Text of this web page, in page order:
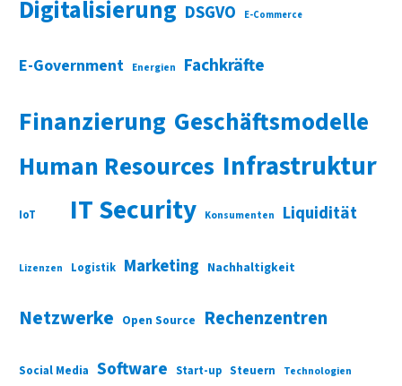
Digitalisierung DSGVO E-Commerce
E-Government Energien Fachkräfte
Finanzierung Geschäftsmodelle
Human Resources Infrastruktur
IoT IT Security Konsumenten Liquidität
Lizenzen Logistik Marketing Nachhaltigkeit
Netzwerke Open Source Rechenzentren
Social Media Software Start-up Steuern Technologien